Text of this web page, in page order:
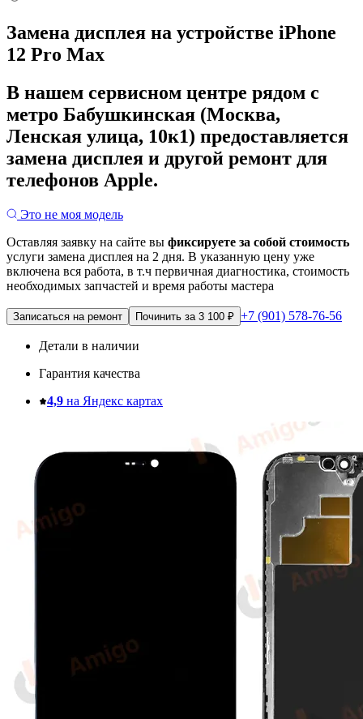
Замена дисплея на устройстве iPhone
12 Pro Max
В нашем сервисном центре рядом с
метро Бабушкинская (Москва,
Ленская улица, 10к1) предоставляется
замена дисплея и другой ремонт для
телефонов Apple.
Это не моя модель
Оставляя заявку на сайте вы фиксируете за собой стоимость
услуги замена дисплея на 2 дня. В указанную цену уже
включена вся работа, в т.ч первичная диагностика, стоимость
необходимых запчастей и время работы мастера
Записаться на ремонт Починить за 3 100 ₽ +7 (901) 578-76-56
Детали в наличии
Гарантия качества
4,9 на Яндекс картах